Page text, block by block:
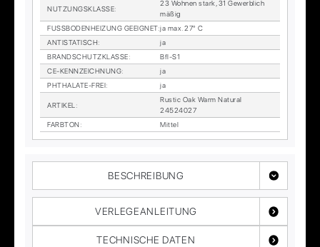
NUT­ZUNGS­KLAS­SE:
23 Woh­nen stark, 31 Ge­werb­lich
mä­ßig
FUSS­BO­DEN­HEI­ZUNG GE­EIG­NET:ja max. 27° C
AN­TI­STA­TISCH:
ja
BRAND­SCHUTZ­KLAS­SE:
Bfl-S1
CE-KENN­ZEICH­NUNG:
ja
PHTHA­LA­TE-FREI: ja
AR­TI­KEL :
Rustic Oak Warm Na­tu­ral
24524027
FARB­TON: Mit­tel
BESCHREIBUNG
VERLEGEANLEITUNG
TECHNISCHE DATEN